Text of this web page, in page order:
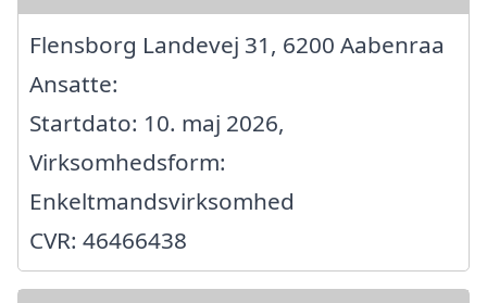
Flensborg Landevej 31, 6200 Aabenraa
Ansatte:
Startdato: 10. maj 2026,
Virksomhedsform:
Enkeltmandsvirksomhed
CVR: 46466438